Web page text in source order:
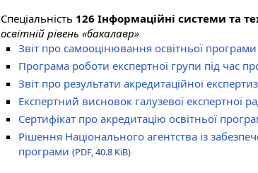
Спеціальність 126 Інформаційні системи та
освітній рівень «бакалавр»
Звіт про самооцінювання освітньої програми
Програма роботи експертної групи під час
Звіт про результати акредитаційної
Експертний висновок галузевої експертної
Сертифікат про акредитацію освітньої
Рішення Національного агентства із
програми (PDF, 40.8 KiB)